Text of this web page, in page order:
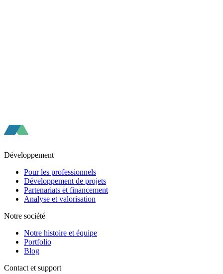
Développement
Pour les professionnels
Développement de projets
Partenariats et financement
Analyse et valorisation
Notre société
Notre histoire et équipe
Portfolio
Blog
Contact et support